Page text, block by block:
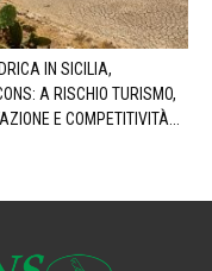
IN SICILIA,
A RISCHIO TURISMO,
E COMPETITIVITÀ...